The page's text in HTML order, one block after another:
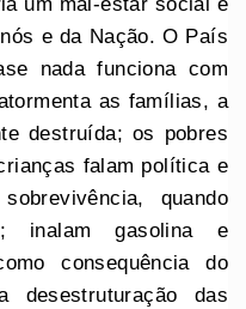
um mal-estar social e
e da Nação. O País
nada funciona com
as famílias, a
destruída; os pobres
falam política e
quando
inalam gasolina e
consequência do
desestruturação das